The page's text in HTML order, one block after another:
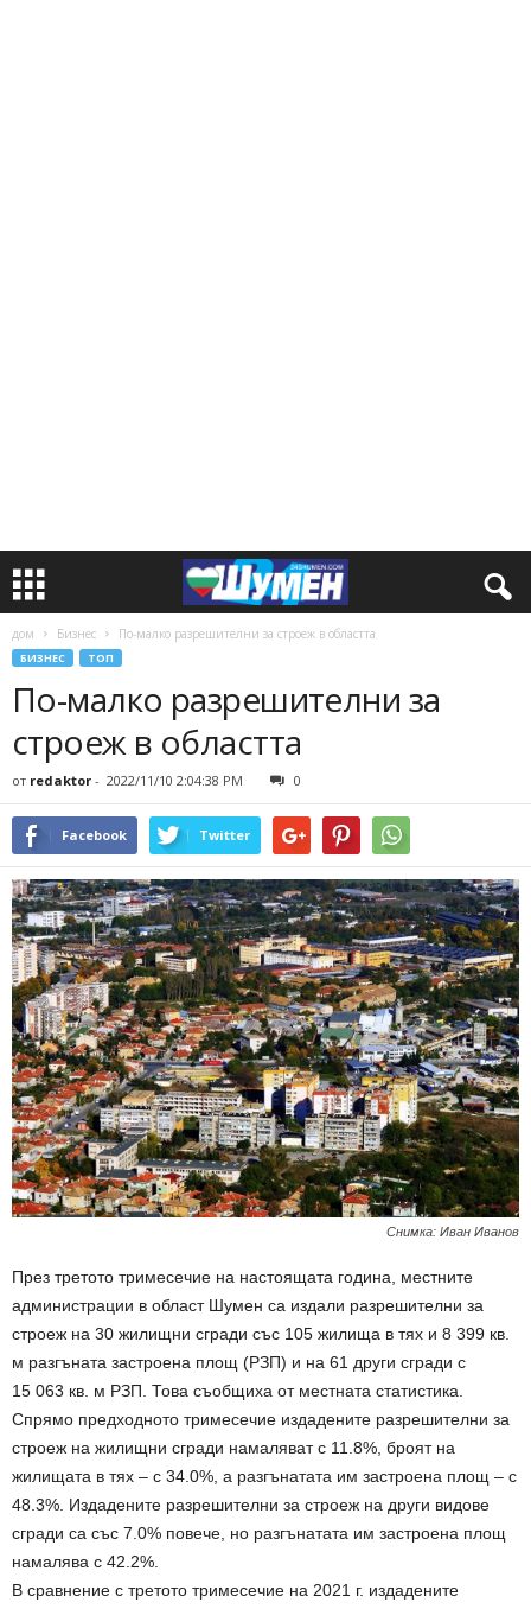
дом Бизнес По-малко разрешителни за строеж в областта
БИЗНЕС ТОП
По-малко разрешителни за
строеж в областта
от redaktor - 2022/11/10 2:04:38 PM 0
Facebook Twitter
Снимка: Иван Иванов
През третото тримесечие на настоящата година, местните
администрации в област Шумен са издали разрешителни за
строеж на 30 жилищни сгради със 105 жилища в тях и 8 399 кв.
м разгъната застроена площ (РЗП) и на 61 други сгради с
15 063 кв. м РЗП. Това съобщиха от местната статистика.
Спрямо предходното тримесечие издадените разрешителни за
строеж на жилищни сгради намаляват с 11.8%, броят на
жилищата в тях – с 34.0%, а разгънатата им застроена площ – с
48.3%. Издадените разрешителни за строеж на други видове
сгради са със 7.0% повече, но разгънатата им застроена площ
намалява с 42.2%.
В сравнение с третото тримесечие на 2021 г. издадените